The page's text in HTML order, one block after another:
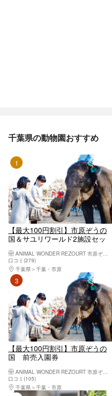
千葉県の動物園おすすめ
【最大100円割引】市原ぞうの
国＆サユリワールド2施設セッ
ANIMAL WONDER REZOURT 市原ぞうの国・サユリワールド
口コミ(279)
千葉県
千葉・市原
【最大100円割引】市原ぞうの
国 前売入園券
口コミ(105)
千葉県
千葉・市原